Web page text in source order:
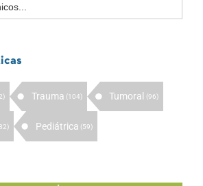
Trauma (104) Tumoral (96)
Pediátrica (59)